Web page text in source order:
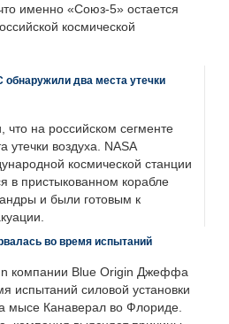
именно «Союз-5» остается
космической
обнаружили два места утечки
на российском сегменте
воздуха. NASA
космической станции
в пристыкованном корабле
и были готовым к
во время испытаний
компании Blue Origin Джеффа
испытаний силовой установки
мысе Канаверал во Флориде.